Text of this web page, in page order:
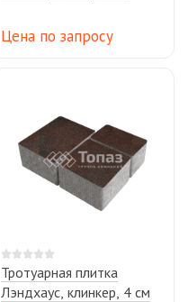
Цена по запросу
Тротуарная плитка
Лэндхаус, клинкер, 4 см